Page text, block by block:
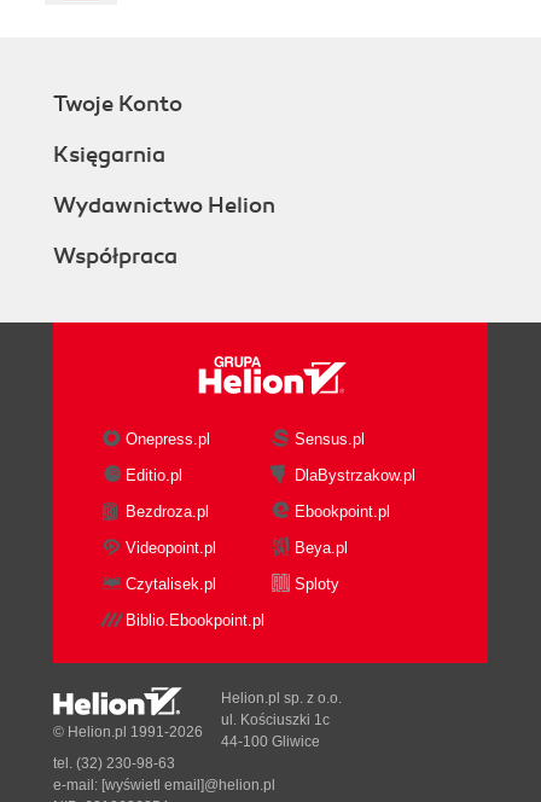
Twoje Konto
Księgarnia
Wydawnictwo Helion
Współpraca
Onepress.pl
Sensus.pl
Editio.pl
DlaBystrzakow.pl
Bezdroza.pl
Ebookpoint.pl
Videopoint.pl
Beya.pl
Czytalisek.pl
Sploty
Biblio.Ebookpoint.pl
© Helion.pl 1991-2026
Helion.pl sp. z o.o.
ul. Kościuszki 1c
44-100 Gliwice
tel. (32) 230-98-63
e-mail: [wyświetl email]@helion.pl